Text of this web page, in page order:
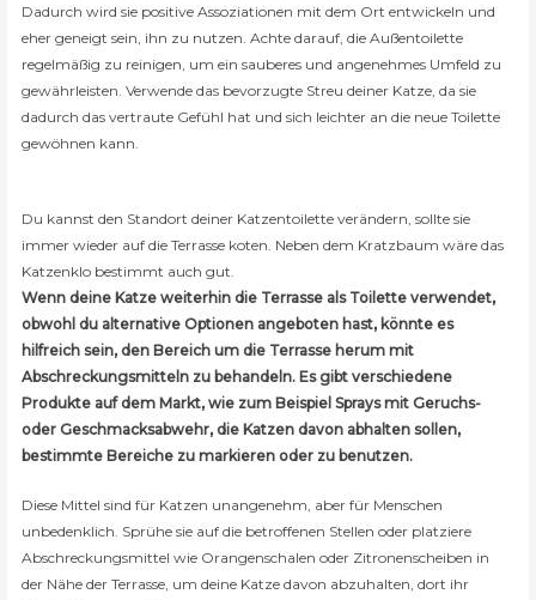
Dadurch wird sie positive Assoziationen mit dem Ort entwickeln und
eher geneigt sein, ihn zu nutzen. Achte darauf, die Außentoilette
regelmäßig zu reinigen, um ein sauberes und angenehmes Umfeld zu
gewährleisten. Verwende das bevorzugte Streu deiner Katze, da sie
dadurch das vertraute Gefühl hat und sich leichter an die neue Toilette
gewöhnen kann.
Du kannst den Standort deiner Katzentoilette verändern, sollte sie
immer wieder auf die Terrasse koten. Neben dem Kratzbaum wäre das
Katzenklo bestimmt auch gut.
Wenn deine Katze weiterhin die Terrasse als Toilette verwendet,
obwohl du alternative Optionen angeboten hast, könnte es
hilfreich sein, den Bereich um die Terrasse herum mit
Abschreckungsmitteln zu behandeln. Es gibt verschiedene
Produkte auf dem Markt, wie zum Beispiel Sprays mit Geruchs-
oder Geschmacksabwehr, die Katzen davon abhalten sollen,
bestimmte Bereiche zu markieren oder zu benutzen.
Diese Mittel sind für Katzen unangenehm, aber für Menschen
unbedenklich. Sprühe sie auf die betroffenen Stellen oder platziere
Abschreckungsmittel wie Orangenschalen oder Zitronenscheiben in
der Nähe der Terrasse, um deine Katze davon abzuhalten, dort ihr